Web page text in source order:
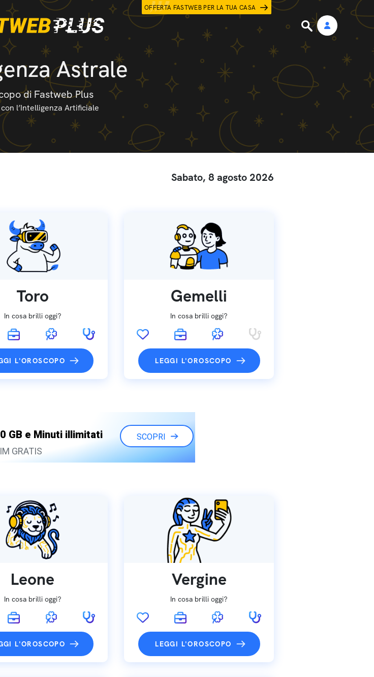
OFFERTA FASTWEB PER LA TUA CASA
Astrale
di Fastweb Plus
l’Intelligenza Artificiale
Sabato, 8 agosto 2026
Toro
In cosa brilli oggi?
L'OROSCOPO
Gemelli
In cosa brilli oggi?
LEGGI L'OROSCOPO
GB e Minuti illimitati
GRATIS
SCOPRI
Leone
In cosa brilli oggi?
L'OROSCOPO
Vergine
In cosa brilli oggi?
LEGGI L'OROSCOPO